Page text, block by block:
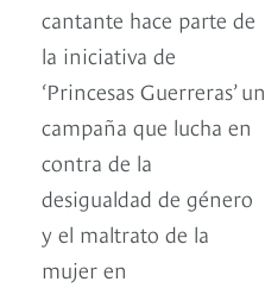
cantante hace parte de
la iniciativa de
‘Princesas Guerreras’ un
campaña que lucha en
contra de la
desigualdad de género
y el maltrato de la
mujer en